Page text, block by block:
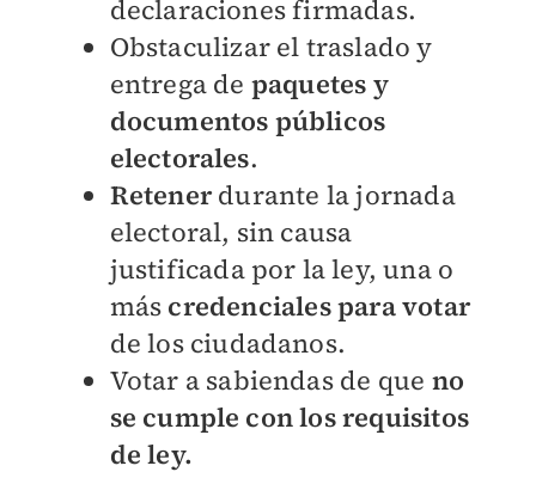
declaraciones firmadas.
Obstaculizar el traslado y
entrega de paquetes y
documentos públicos
electorales.
Retenerdurante la jornada
electoral, sin causa
justificada por la ley, una o
más credenciales para votar
de los ciudadanos.
Votar a sabiendas de que no
se cumple con los requisitos
de ley.